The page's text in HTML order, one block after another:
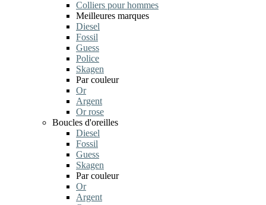
Colliers pour hommes
Meilleures marques
Diesel
Fossil
Guess
Police
Skagen
Par couleur
Or
Argent
Or rose
Boucles d'oreilles
Diesel
Fossil
Guess
Skagen
Par couleur
Or
Argent